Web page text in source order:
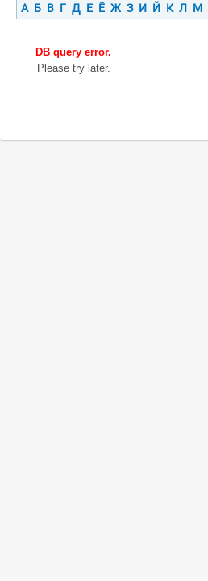
А Б В Г Д Е Ё Ж З И Й К Л М
DB query error.
Please try later.